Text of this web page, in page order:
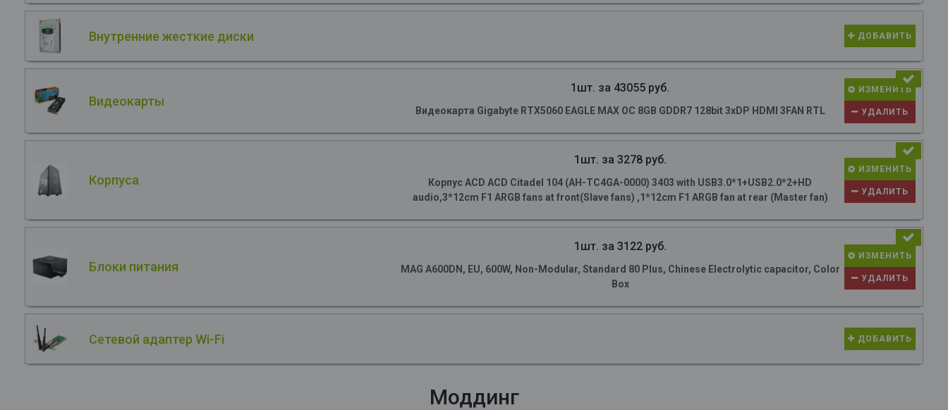
Внутренние жесткие диски ДОБАВИТЬ
Видеокарты
1шт. за 43055 руб.
Видеокарта Gigabyte RTX5060 EAGLE MAX OC 8GB GDDR7 128bit 3xDP HDMI 3FAN RTL
ИЗМЕНИТЬ
УДАЛИТЬ
Корпуса
1шт. за 3278 руб.
Корпус ACD ACD Citadel 104 (AH-TC4GA-0000) 3403 with USB3.0*1+USB2.0*2+HD
audio,3*12cm F1 ARGB fans at front(Slave fans) ,1*12cm F1 ARGB fan at rear (Master fan)
ИЗМЕНИТЬ
УДАЛИТЬ
Блоки питания
1шт. за 3122 руб.
MAG A600DN, EU, 600W, Non-Modular, Standard 80 Plus, Chinese Electrolytic capacitor, Color
Box
ИЗМЕНИТЬ
УДАЛИТЬ
Сетевой адаптер Wi-Fi ДОБАВИТЬ
Моддинг